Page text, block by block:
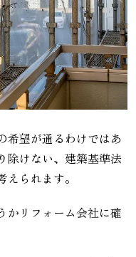
希望が通るわけではあ
除けない、建築基準法
られます。
かリフォーム会社に確